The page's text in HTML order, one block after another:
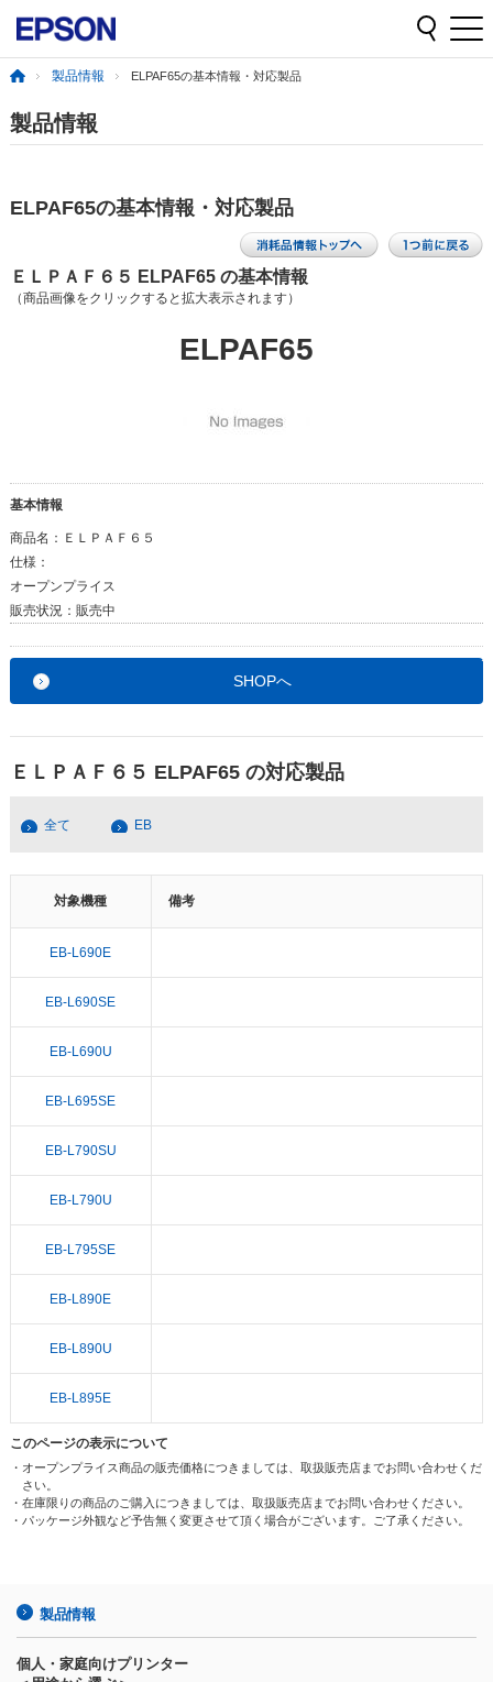
製品情報 ELPAF65の基本情報・対応製品
製品情報
ELPAF65の基本情報・対応製品
ＥＬＰＡＦ６５ ELPAF65 の基本情報
（商品画像をクリックすると拡大表示されます）
ELPAF65
基本情報
商品名： ＥＬＰＡＦ６５
仕様：
オープンプライス
販売状況： 販売中
SHOPへ
ＥＬＰＡＦ６５ ELPAF65 の対応製品
全て EB
対象機種 備考
EB-L690E
EB-L690SE
EB-L690U
EB-L695SE
EB-L790SU
EB-L790U
EB-L795SE
EB-L890E
EB-L890U
EB-L895E
このページの表示について
・オープンプライス商品の販売価格につきましては、取扱販売店までお問い合わせくだ
さい。
・在庫限りの商品のご購入につきましては、取扱販売店までお問い合わせください。
・パッケージ外観など予告無く変更させて頂く場合がございます。ご了承ください。
製品情報
個人・家庭向けプリンター